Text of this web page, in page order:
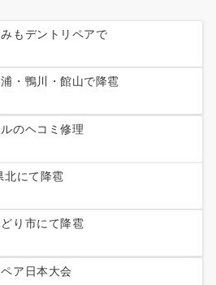
もデントリペアで
・鴨川・館山で降雹
のヘコミ修理
北にて降雹
り市にて降雹
ア日本大会